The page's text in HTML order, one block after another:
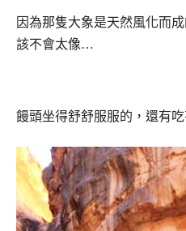
因為那隻大象是天然風化而
該不會太像…
饅頭坐得舒舒服服的，還有